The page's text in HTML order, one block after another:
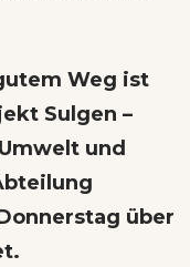
Weg ist
Sulgen –
und
über